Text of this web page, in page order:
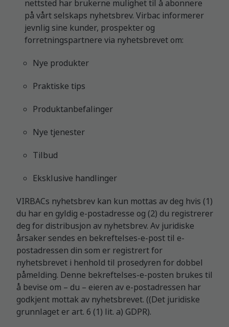
nettsted har brukerne mulighet til å abonnere
på vårt selskaps nyhetsbrev. Virbac informerer
jevnlig sine kunder, prospekter og
forretningspartnere via nyhetsbrevet om:
Nye produkter
Praktiske tips
Produktanbefalinger
Nye tjenester
Tilbud
Eksklusive handlinger
VIRBACs nyhetsbrev kan kun mottas av deg hvis (1)
du har en gyldig e-postadresse og (2) du registrerer
deg for distribusjon av nyhetsbrev. Av juridiske
årsaker sendes en bekreftelses-e-post til e-
postadressen din som er registrert for
nyhetsbrevet i henhold til prosedyren for dobbel
påmelding. Denne bekreftelses-e-posten brukes til
å bevise om – du – eieren av e-postadressen har
godkjent mottak av nyhetsbrevet. ((Det juridiske
grunnlaget er art. 6 (1) lit. a) GDPR).